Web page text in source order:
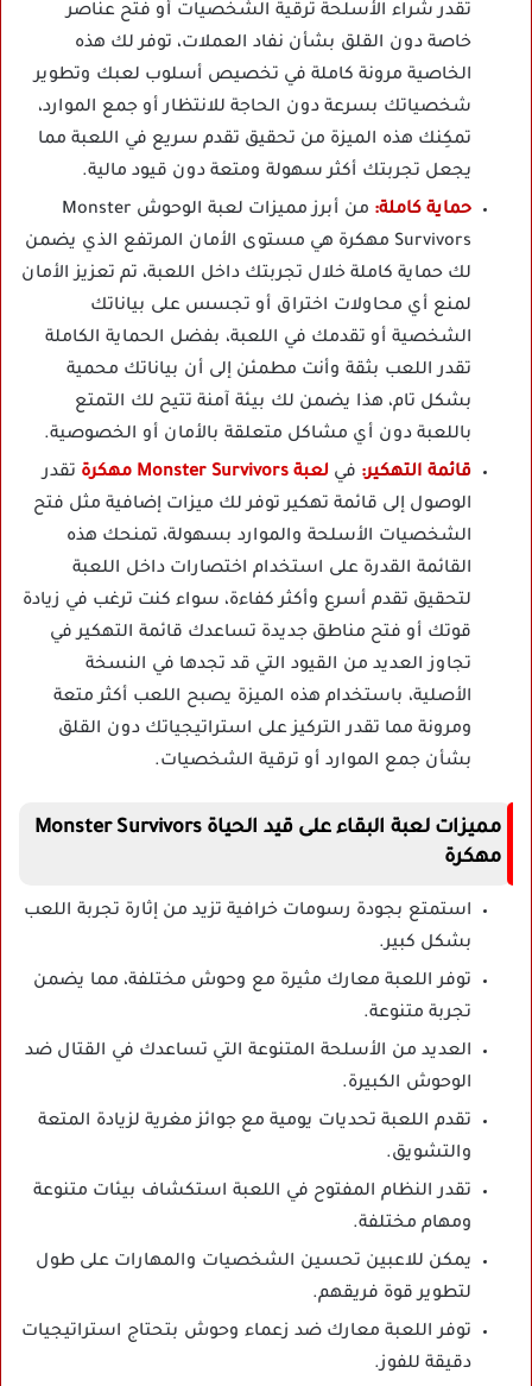
تقدر شراء الأسلحة ترقية الشخصيات أو فتح عناصر
خاصة دون القلق بشأن نفاد العملات، توفر لك هذه
الخاصية مرونة كاملة في تخصيص أسلوب لعبك وتطوير
شخصياتك بسرعة دون الحاجة للانتظار أو جمع الموارد،
تمكِنك هذه الميزة من تحقيق تقدم سريع في اللعبة مما
يجعل تجربتك أكثر سهولة ومتعة دون قيود مالية.
حماية كاملة:
من أبرز مميزات لعبة الوحوش Monster
Survivors مهكرة هي مستوى الأمان المرتفع الذي يضمن
لك حماية كاملة خلال تجربتك داخل اللعبة، تم تعزيز الأمان
لمنع أي محاولات اختراق أو تجسس على بياناتك
الشخصية أو تقدمك في اللعبة، بفضل الحماية الكاملة
تقدر اللعب بثقة وأنت مطمئن إلى أن بياناتك محمية
بشكل تام، هذا يضمن لك بيئة آمنة تتيح لك التمتع
باللعبة دون أي مشاكل متعلقة بالأمان أو الخصوصية.
قائمة التهكير: في لعبة Monster Survivors مهكرة
تقدر
الوصول إلى قائمة تهكير توفر لك ميزات إضافية مثل فتح
الشخصيات الأسلحة والموارد بسهولة، تمنحك هذه
القائمة القدرة على استخدام اختصارات داخل اللعبة
لتحقيق تقدم أسرع وأكثر كفاءة، سواء كنت ترغب في زيادة
قوتك أو فتح مناطق جديدة تساعدك قائمة التهكير في
تجاوز العديد من القيود التي قد تجدها في النسخة
الأصلية، باستخدام هذه الميزة يصبح اللعب أكثر متعة
ومرونة مما تقدر التركيز على استراتيجياتك دون القلق
بشأن جمع الموارد أو ترقية الشخصيات.
مميزات لعبة البقاء على قيد الحياة Monster Survivors
مهكرة
استمتع بجودة رسومات خرافية تزيد من إثارة تجربة اللعب
بشكل كبير.
توفر اللعبة معارك مثيرة مع وحوش مختلفة، مما يضمن
تجربة متنوعة.
العديد من الأسلحة المتنوعة التي تساعدك في القتال ضد
الوحوش الكبيرة.
تقدم اللعبة تحديات يومية مع جوائز مغرية لزيادة المتعة
والتشويق.
تقدر النظام المفتوح في اللعبة استكشاف بيئات متنوعة
ومهام مختلفة.
يمكن للاعبين تحسين الشخصيات والمهارات على طول
لتطوير قوة فريقهم.
توفر اللعبة معارك ضد زعماء وحوش بتحتاج استراتيجيات
دقيقة للفوز.